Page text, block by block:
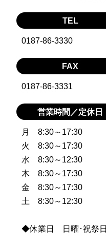
TEL
0187-86-3330
FAX
0187-86-3331
営業時間／定休日
月 8:30～17:30
火 8:30～17:30
水 8:30～12:30
木 8:30～17:30
金 8:30～17:30
土 8:30～12:30
◆休業日 日曜･祝祭日